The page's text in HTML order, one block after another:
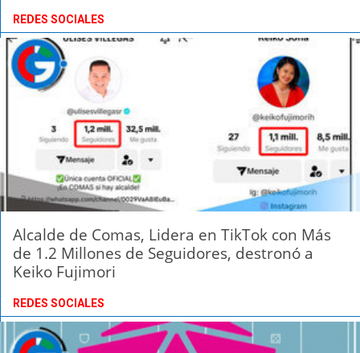
REDES SOCIALES
Alcalde de Comas, Lidera en TikTok con Más
de 1.2 Millones de Seguidores, destronó a
Keiko Fujimori
REDES SOCIALES